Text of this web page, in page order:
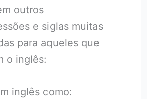
outros
e siglas muitas
para aqueles que
o inglês:
inglês como: